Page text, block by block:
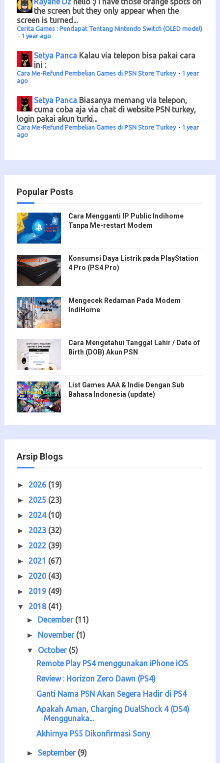
the screen but they only appear when the
screen is turned...
Cerita Games : Pendapat Tentang Nintendo Switch (OLED model)
· 1 year ago
Setya Panca Kalau via telepon bisa pakai cara
ini :
Cara Me-Refund Pembelian Games di PSN Store Turkey · 1 year
ago
Setya Panca Biasanya memang via telepon,
cuma coba aja via chat di website PSN turkey,
login pakai akun turki...
Cara Me-Refund Pembelian Games di PSN Store Turkey · 1 year
ago
Popular Posts
Cara Mengganti IP Public Indihome
Tanpa Me-restart Modem
Konsumsi Daya Listrik pada PlayStation
4 Pro (PS4 Pro)
Mengecek Redaman Pada Modem
IndiHome
Cara Mengetahui Tanggal Lahir / Date of
Birth (DOB) Akun PSN
List Games AAA & Indie Dengan Sub
Bahasa Indonesia (update)
Arsip Blogs
► 2026 (19)
► 2025 (23)
► 2024 (10)
► 2023 (32)
► 2022 (39)
► 2021 (67)
► 2020 (43)
► 2019 (49)
▼ 2018 (41)
► December (11)
► November (1)
▼ October (5)
Remote Play PS4 menggunakan iPhone iOS
Review : Horizon Zero Dawn (PS4)
Ganti Nama PSN Akan Segera Hadir di PS4
Apakah Aman, Charging DualShock 4 (DS4)
Menggunaka...
Akhirnya PS5 Dikonfirmasi Sony
►September (9)